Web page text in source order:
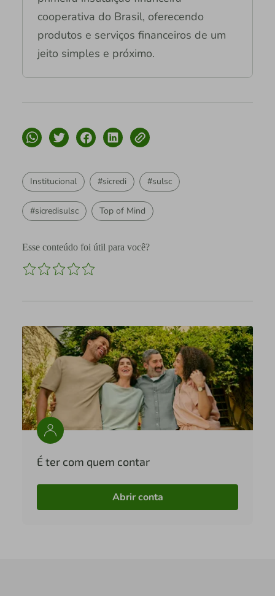
cooperativa do Brasil, oferecendo
produtos e serviços financeiros de um
jeito simples e próximo.
Institucional #sicredi #sulsc
#sicredisulsc Top of Mind
Esse conteúdo foi útil para você?
É ter com quem contar
Abrir conta